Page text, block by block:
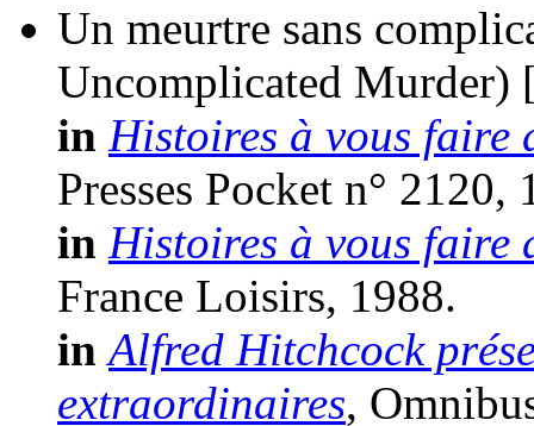
Un meurtre sans
Uncomplicated Murder)
in Histoires à vous faire
Presses Pocket n° 2120,
in Histoires à vous faire
France Loisirs, 1988.
in Alfred Hitchcock
extraordinaires,